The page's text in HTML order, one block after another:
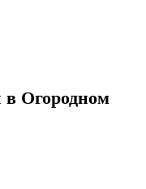
Огородном